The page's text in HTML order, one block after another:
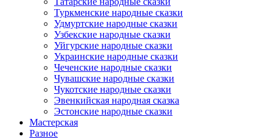
Туркменские народные сказки
Удмуртские народные сказки
Узбекские народные сказки
Уйгурские народные сказки
Украинские народные сказки
Чеченские народные сказки
Чувашские народные сказки
Чукотские народные сказки
Эвенкийская народная сказка
Эстонские народные сказки
Мастерская
Разное